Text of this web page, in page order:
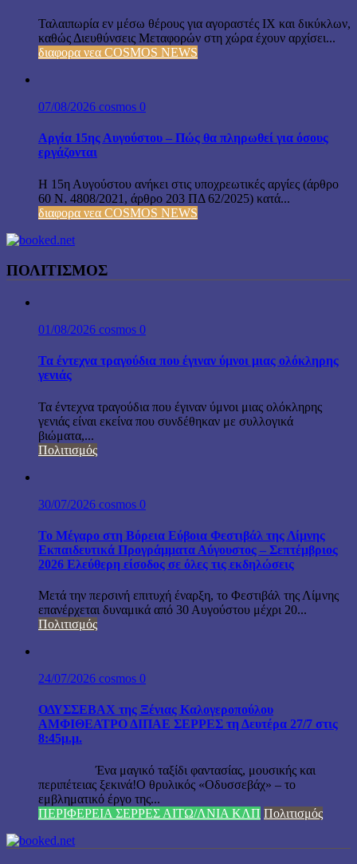
Ταλαιπωρία εν μέσω θέρους για αγοραστές ΙΧ και δικύκλων,
καθώς Διευθύνσεις Μεταφορών στη χώρα έχουν αρχίσει...
διαφορα νεα COSMOS NEWS
07/08/2026 cosmos 0
Αργία 15ης Αυγούστου – Πώς θα πληρωθεί για όσους
εργάζονται
Η 15η Αυγούστου ανήκει στις υποχρεωτικές αργίες (άρθρο
60 Ν. 4808/2021, άρθρο 203 ΠΔ 62/2025) κατά...
διαφορα νεα COSMOS NEWS
ΠΟΛΙΤΙΣΜΟΣ
01/08/2026 cosmos 0
Τα έντεχνα τραγούδια που έγιναν ύμνοι μιας ολόκληρης
γενιάς
Τα έντεχνα τραγούδια που έγιναν ύμνοι μιας ολόκληρης
γενιάς είναι εκείνα που συνδέθηκαν με συλλογικά
βιώματα,...
Πολιτισμός
30/07/2026 cosmos 0
Το Μέγαρο στη Βόρεια Εύβοια Φεστιβάλ της Λίμνης
Εκπαιδευτικά Προγράμματα Αύγουστος – Σεπτέμβριος
2026 Ελεύθερη είσοδος σε όλες τις εκδηλώσεις
Μετά την περσινή επιτυχή έναρξη, το Φεστιβάλ της Λίμνης
επανέρχεται δυναμικά από 30 Αυγούστου μέχρι 20...
Πολιτισμός
24/07/2026 cosmos 0
ΟΔΥΣΣΕΒΑΧ της Ξένιας Καλογεροπούλου
ΑΜΦΙΘΕΑΤΡΟ ΔΙΠΑΕ ΣΕΡΡΕΣ τη Δευτέρα 27/7 στις
8:45μ.μ.
Ένα μαγικό ταξίδι φαντασίας, μουσικής και
περιπέτειας ξεκινά!Ο θρυλικός «Οδυσσεβάχ» – το
εμβληματικό έργο της...
ΠΕΡΙΦΕΡΕΙΑ ΣΕΡΡΕΣ ΑΙΤΩ/ΛΝΙΑ ΚΛΠ Πολιτισμός